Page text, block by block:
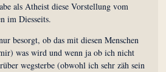
als Atheist diese Vorstellung vom
im Diesseits.
besorgt, ob das mit diesen Menschen
was wird und wenn ja ob ich nicht
wegsterbe (obwohl ich sehr zäh sein